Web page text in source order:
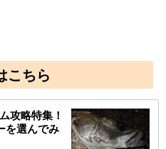
こちら
攻略特集！
を選んでみ